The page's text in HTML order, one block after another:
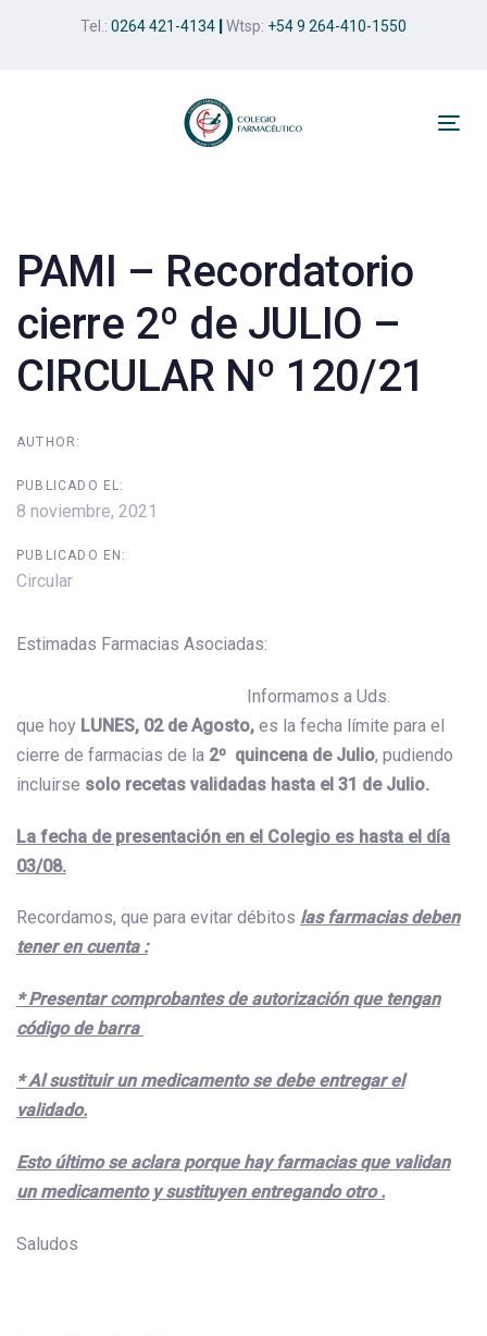
Tel.: 0264 421-4134 Wtsp: +54 9 264-410-1550
PAMI – Recordatorio
cierre 2º de JULIO –
CIRCULAR Nº 120/21
AUTHOR:
PUBLICADO EL:
8 noviembre, 2021
PUBLICADO EN:
Circular
Estimadas Farmacias Asociadas:
Informamos a Uds.
que hoy LUNES, 02 de Agosto, es la fecha límite para el
cierre de farmacias de la 2º quincena de Julio, pudiendo
incluirse solo recetas validadas hasta el 31 de Julio.
La fecha de presentación en el Colegio es hasta el día
03/08.
Recordamos, que para evitar débitos las farmacias deben
tener en cuenta :
* Presentar comprobantes de autorización que tengan
código de barra
* Al sustituir un medicamento se debe entregar el
validado.
Esto último se aclara porque hay farmacias que validan
un medicamento y sustituyen entregando otro .
Saludos
navigation